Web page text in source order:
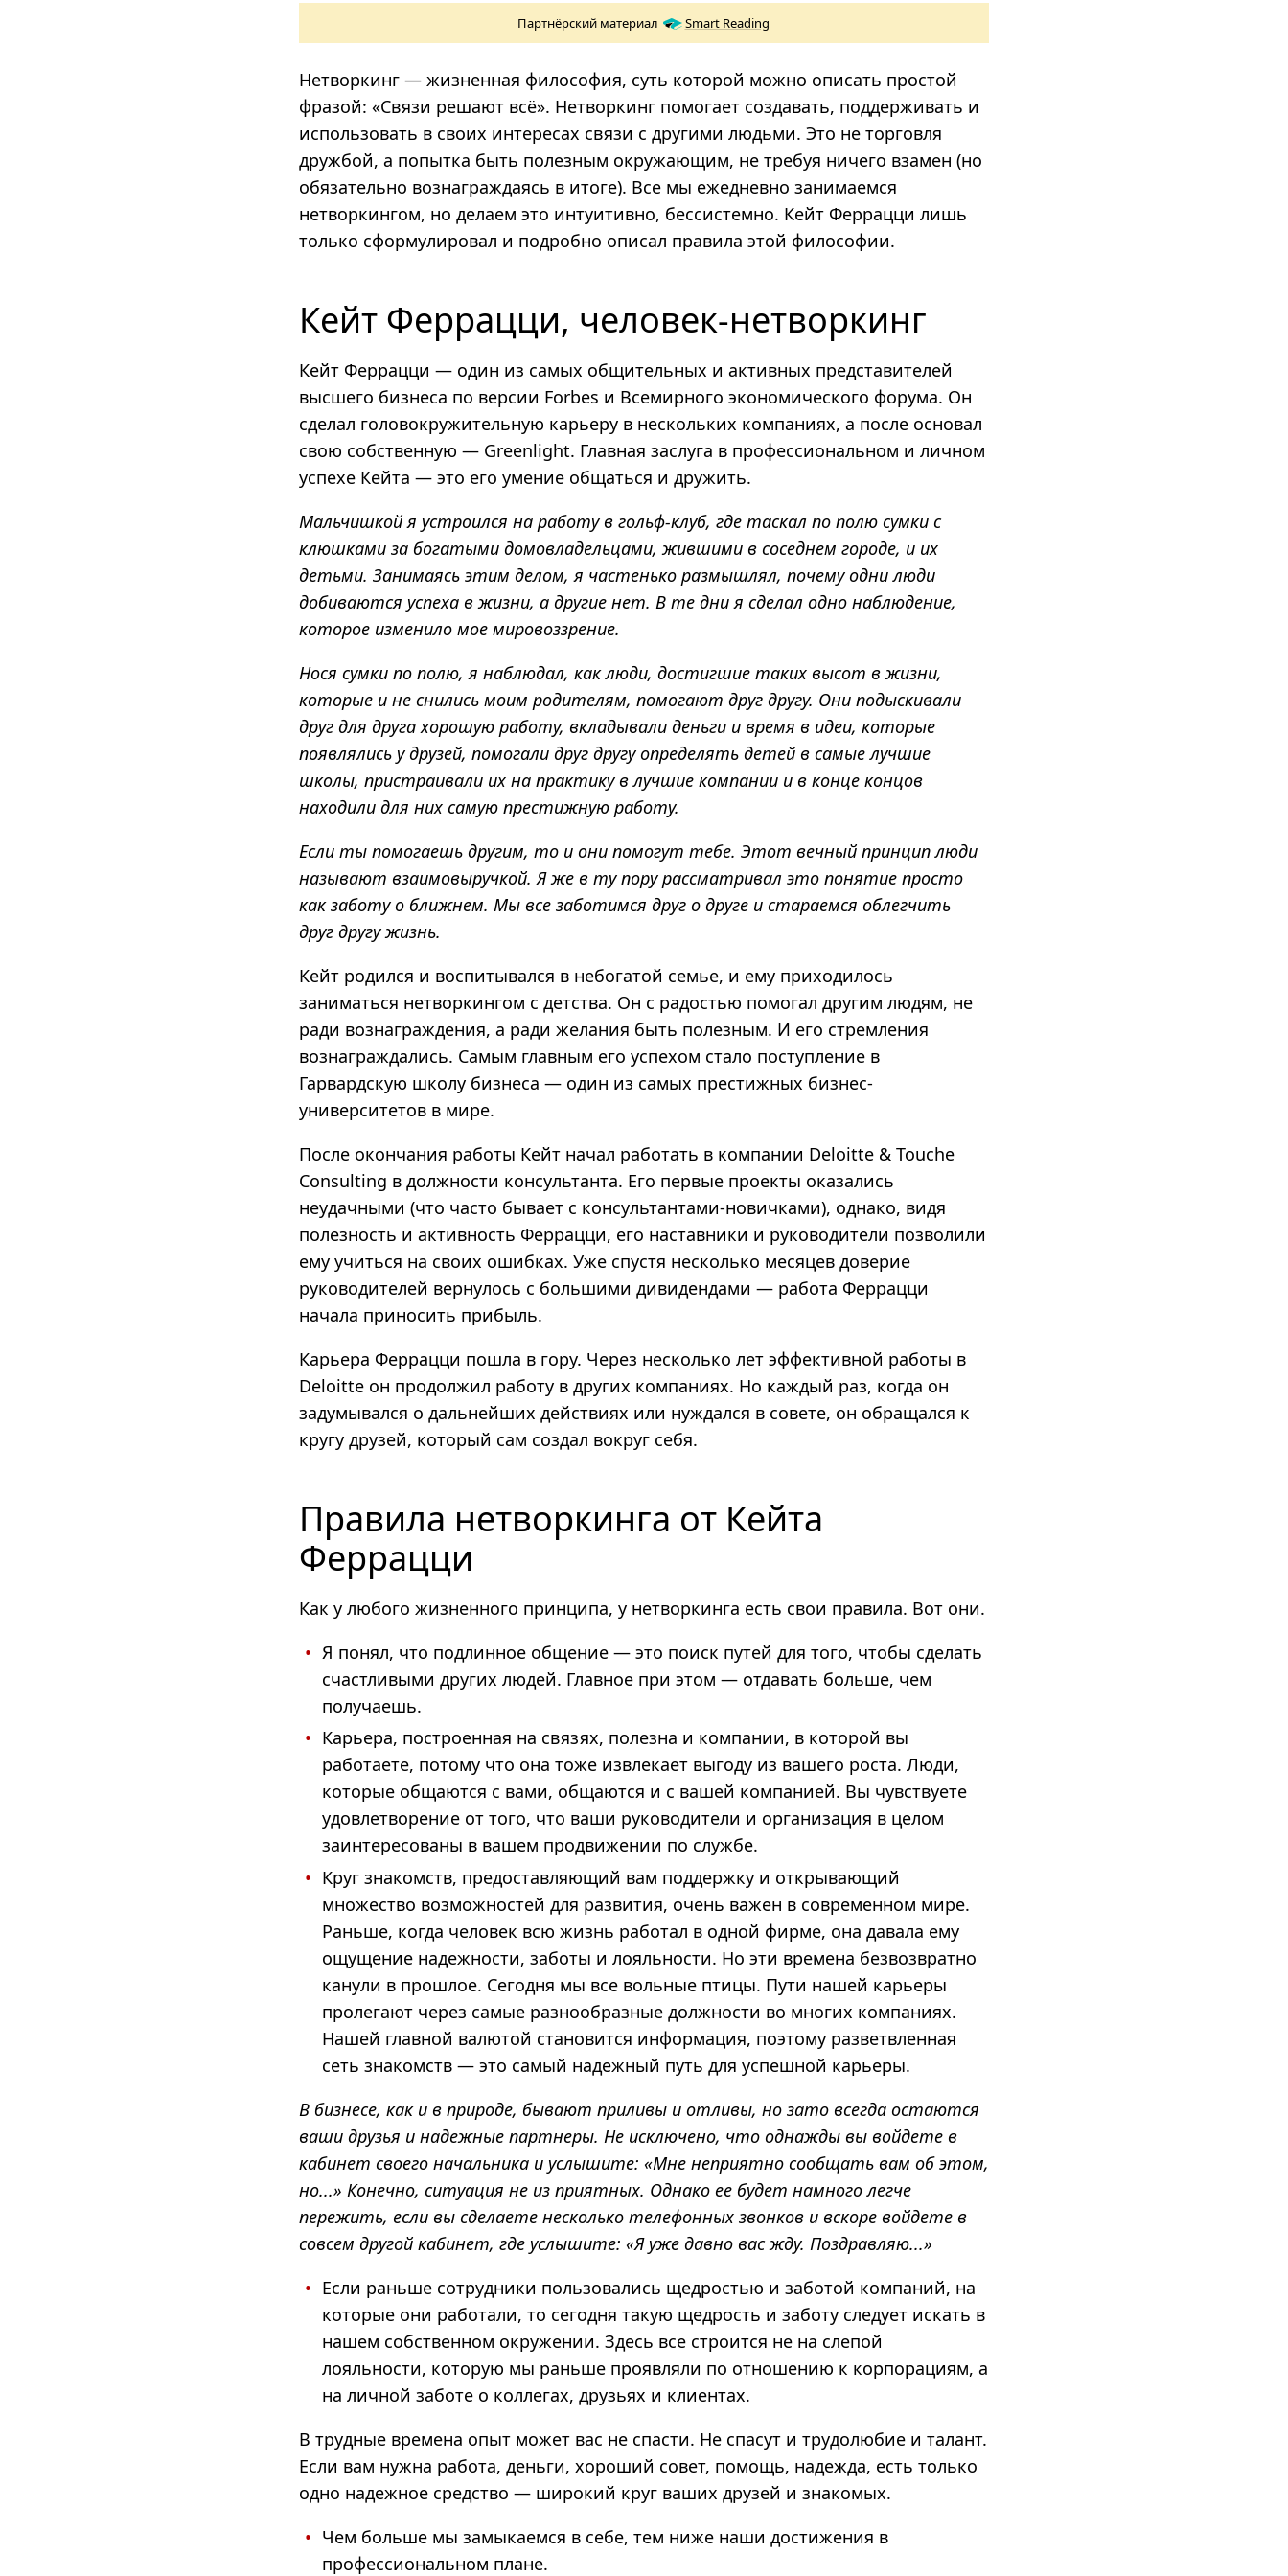
Партнёрский материал Smart Reading
Нетворкинг — жизненная философия, суть которой можно описать простой
фразой: «Связи решают всё». Нетворкинг помогает создавать, поддерживать и
использовать в своих интересах связи с другими людьми. Это не торговля
дружбой, а попытка быть полезным окружающим, не требуя ничего взамен (но
обязательно вознаграждаясь в итоге). Все мы ежедневно занимаемся
нетворкингом, но делаем это интуитивно, бессистемно. Кейт Феррацци лишь
только сформулировал и подробно описал правила этой философии.
Кейт Феррацци, человек-нетворкинг
Кейт Феррацци — один из самых общительных и активных представителей
высшего бизнеса по версии Forbes и Всемирного экономического форума. Он
сделал головокружительную карьеру в нескольких компаниях, а после основал
свою собственную — Greenlight. Главная заслуга в профессиональном и личном
успехе Кейта — это его умение общаться и дружить.
Мальчишкой я устроился на работу в гольф-клуб, где таскал по полю сумки с
клюшками за богатыми домовладельцами, жившими в соседнем городе, и их
детьми. Занимаясь этим делом, я частенько размышлял, почему одни люди
добиваются успеха в жизни, а другие нет. В те дни я сделал одно наблюдение,
которое изменило мое мировоззрение.
Нося сумки по полю, я наблюдал, как люди, достигшие таких высот в жизни,
которые и не снились моим родителям, помогают друг другу. Они подыскивали
друг для друга хорошую работу, вкладывали деньги и время в идеи, которые
появлялись у друзей, помогали друг другу определять детей в самые лучшие
школы, пристраивали их на практику в лучшие компании и в конце концов
находили для них самую престижную работу.
Если ты помогаешь другим, то и они помогут тебе. Этот вечный принцип люди
называют взаимовыручкой. Я же в ту пору рассматривал это понятие просто
как заботу о ближнем. Мы все заботимся друг о друге и стараемся облегчить
друг другу жизнь.
Кейт родился и воспитывался в небогатой семье, и ему приходилось
заниматься нетворкингом с детства. Он с радостью помогал другим людям, не
ради вознаграждения, а ради желания быть полезным. И его стремления
вознаграждались. Самым главным его успехом стало поступление в
Гарвардскую школу бизнеса — один из самых престижных бизнес-
университетов в мире.
После окончания работы Кейт начал работать в компании Deloitte & Touche
Consulting в должности консультанта. Его первые проекты оказались
неудачными (что часто бывает с консультантами-новичками), однако, видя
полезность и активность Феррацци, его наставники и руководители позволили
ему учиться на своих ошибках. Уже спустя несколько месяцев доверие
руководителей вернулось с большими дивидендами — работа Феррацци
начала приносить прибыль.
Карьера Феррацци пошла в гору. Через несколько лет эффективной работы в
Deloitte он продолжил работу в других компаниях. Но каждый раз, когда он
задумывался о дальнейших действиях или нуждался в совете, он обращался к
кругу друзей, который сам создал вокруг себя.
Правила нетворкинга от Кейта
Феррацци
Как у любого жизненного принципа, у нетворкинга есть свои правила. Вот они.
Я понял, что подлинное общение — это поиск путей для того, чтобы сделать
счастливыми других людей. Главное при этом — отдавать больше, чем
получаешь.
Карьера, построенная на связях, полезна и компании, в которой вы
работаете, потому что она тоже извлекает выгоду из вашего роста. Люди,
которые общаются с вами, общаются и с вашей компанией. Вы чувствуете
удовлетворение от того, что ваши руководители и организация в целом
заинтересованы в вашем продвижении по службе.
Круг знакомств, предоставляющий вам поддержку и открывающий
множество возможностей для развития, очень важен в современном мире.
Раньше, когда человек всю жизнь работал в одной фирме, она давала ему
ощущение надежности, заботы и лояльности. Но эти времена безвозвратно
канули в прошлое. Сегодня мы все вольные птицы. Пути нашей карьеры
пролегают через самые разнообразные должности во многих компаниях.
Нашей главной валютой становится информация, поэтому разветвленная
сеть знакомств — это самый надежный путь для успешной карьеры.
В бизнесе, как и в природе, бывают приливы и отливы, но зато всегда остаются
ваши друзья и надежные партнеры. Не исключено, что однажды вы войдете в
кабинет своего начальника и услышите: «Мне неприятно сообщать вам об этом,
но...» Конечно, ситуация не из приятных. Однако ее будет намного легче
пережить, если вы сделаете несколько телефонных звонков и вскоре войдете в
совсем другой кабинет, где услышите: «Я уже давно вас жду. Поздравляю...»
Если раньше сотрудники пользовались щедростью и заботой компаний, на
которые они работали, то сегодня такую щедрость и заботу следует искать в
нашем собственном окружении. Здесь все строится не на слепой
лояльности, которую мы раньше проявляли по отношению к корпорациям, а
на личной заботе о коллегах, друзьях и клиентах.
В трудные времена опыт может вас не спасти. Не спасут и трудолюбие и талант.
Если вам нужна работа, деньги, хороший совет, помощь, надежда, есть только
одно надежное средство — широкий круг ваших друзей и знакомых.
Чем больше мы замыкаемся в себе, тем ниже наши достижения в
профессиональном плане.